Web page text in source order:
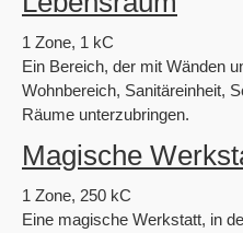
1 Zone, 1 kC
Ein Bereich, der mit Wänden
Wohnbereich, Sanitäreinheit,
Räume unterzubringen.
Magische
1 Zone, 250 kC
Eine magische Werkstatt, in